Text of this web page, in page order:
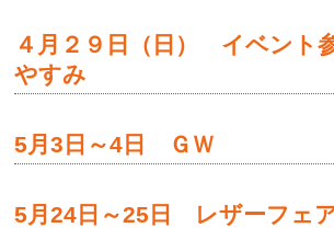
４月２９日（日） イベント
やすみ
5月3日～4日 ＧＷ
5月24日～25日 レザーフェ